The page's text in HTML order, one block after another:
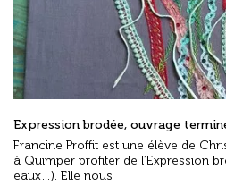
Expression brodée, ouvrage
Francine Proffit est une élève de
à Quimper profiter de l’Expression
eaux…). Elle nous